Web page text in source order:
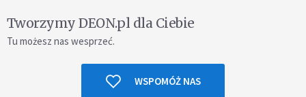
Tworzymy DEON.pl dla Ciebie
Tu możesz nas wesprzeć.
WSPOMÓŻ NAS